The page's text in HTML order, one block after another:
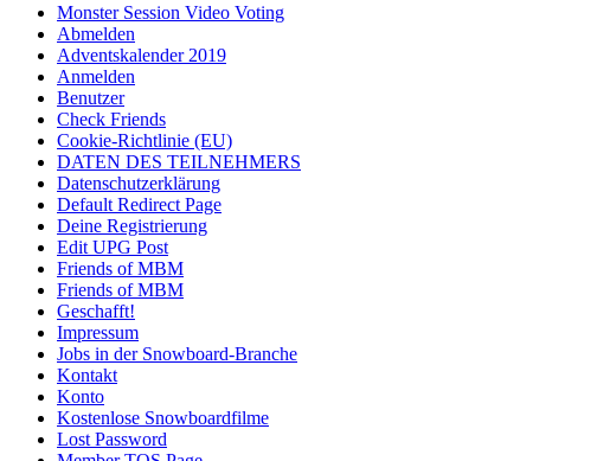
Monster Session Video Voting
Abmelden
Adventskalender 2019
Anmelden
Benutzer
Check Friends
Cookie-Richtlinie (EU)
DATEN DES TEILNEHMERS
Datenschutzerklärung
Default Redirect Page
Deine Registrierung
Edit UPG Post
Friends of MBM
Friends of MBM
Geschafft!
Impressum
Jobs in der Snowboard-Branche
Kontakt
Konto
Kostenlose Snowboardfilme
Lost Password